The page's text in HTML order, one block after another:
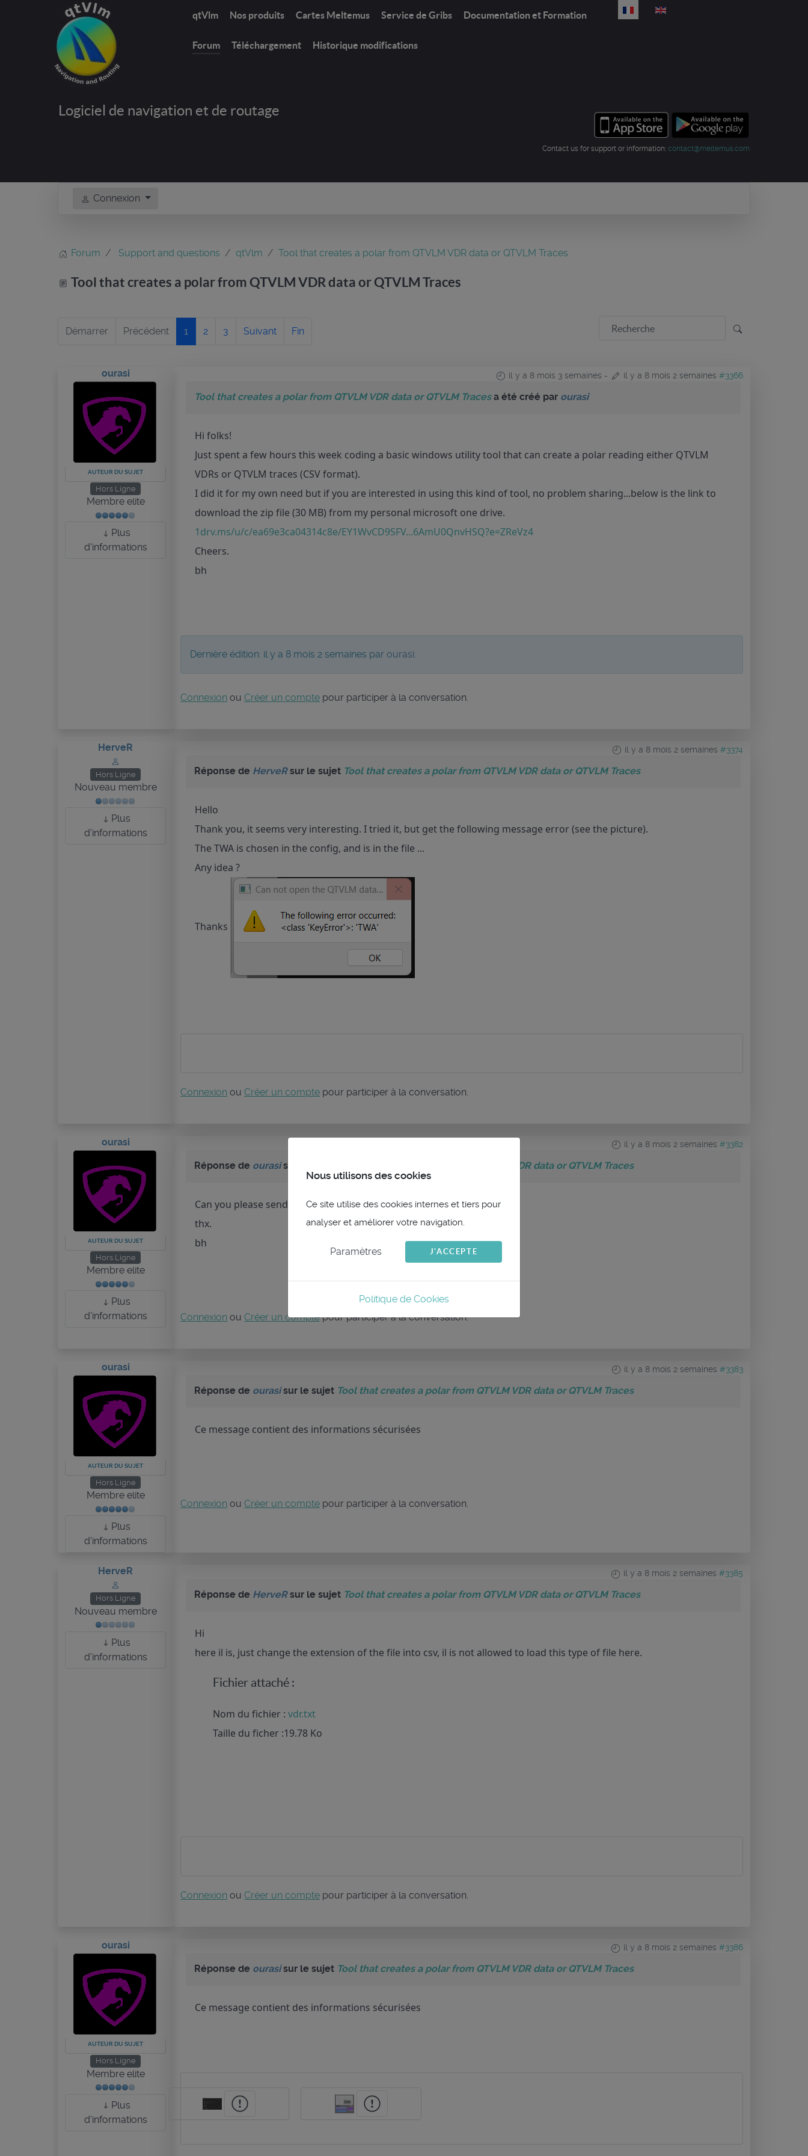
qtVlm Nos produits Cartes Meltemus Service de Gribs Documentation et Formation
Forum Téléchargement Historique modifications
Sélectionnez votre langue
Logiciel de navigation et de routage
Contact us for support or information: contact@meltemus.com
Connexion
Forum Support and questions qtVlm Tool that creates a polar from QTVLM VDR data or QTVLM Traces
Tool that creates a polar from QTVLM VDR data or QTVLM Traces
Démarrer Précédent 1 2 3 Suivant Fin
ourasi
AUTEUR DU SUJET
Hors Ligne
Membre elite
Plus
d'informations
il y a 8 mois 3 semaines - il y a 8 mois 2 semaines #3366
Tool that creates a polar from QTVLM VDR data or QTVLM Tracesa été créé par ourasi
Hi folks!
Just spent a few hours this week coding a basic windows utility tool that can create a polar reading either QTVLM
VDRs or QTVLM traces (CSV format).
I did it for my own need but if you are interested in using this kind of tool, no problem sharing...below is the link to
download the zip file (30 MB) from my personal microsoft one drive.
1drv.ms/u/c/ea69e3ca04314c8e/EY1WvCD9SFV...6AmU0QnvHSQ?e=ZReVz4
Cheers.
bh
Dernière édition: il y a 8 mois 2 semaines par ourasi.
Connexion ou Créer un compte pour participer à la conversation.
HerveR
Hors Ligne
Nouveau membre
Plus
d'informations
il y a 8 mois 2 semaines #3374
Réponse de HerveRsur le sujet Tool that creates a polar from QTVLM VDR data or QTVLM Traces
Hello
Thank you, it seems very interesting. I tried it, but get the following message error (see the picture).
The TWA is chosen in the config, and is in the file ...
Any idea ?
Thanks
Connexion ou Créer un compte pour participer à la conversation.
ourasi
AUTEUR DU SUJET
Hors Ligne
Membre elite
Plus
d'informations
il y a 8 mois 2 semaines #3382
Réponse de ourasisur le sujet Tool that creates a polar from QTVLM VDR data or QTVLM Traces
Can you please send me a copy of your csv file?
thx.
bh
Connexion ou Créer un comptepour participer à la conversation.
ourasi
AUTEUR DU SUJET
Hors Ligne
Membre elite
Plus
d'informations
il y a 8 mois 2 semaines #3383
Réponse de ourasisur le sujet Tool that creates a polar from QTVLM VDR data or QTVLM Traces
Ce message contient des informations sécurisées
Connexion ou Créer un compte pour participer à la conversation.
HerveR
Hors Ligne
Nouveau membre
Plus
d'informations
il y a 8 mois 2 semaines #3385
Réponse de HerveRsur le sujet Tool that creates a polar from QTVLM VDR data or QTVLM Traces
Hi
here il is, just change the extension of the file into csv, il is not allowed to load this type of file here.
Fichier attaché :
Nom du fichier : vdr.txt
Taille du ficher :19.78 Ko
Connexion ou Créer un compte pour participer à la conversation.
ourasi
AUTEUR DU SUJET
Hors Ligne
Membre elite
Plus
d'informations
il y a 8 mois 2 semaines #3386
Réponse de ourasisur le sujet Tool that creates a polar from QTVLM VDR data or QTVLM Traces
Ce message contient des informations sécurisées
Nous utilisons des cookies
Ce site utilise des cookies internes et tiers pour
analyser et améliorer votre navigation.
Paramètres J'ACCEPTE
Politique de Cookies